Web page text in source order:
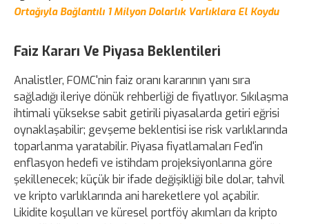
Ortağıyla Bağlantılı 1 Milyon Dolarlık Varlıklara El Koydu
Faiz Kararı Ve Piyasa Beklentileri
Analistler, FOMC'nin faiz oranı kararının yanı sıra
sağladığı ileriye dönük rehberliği de fiyatlıyor. Sıkılaşma
ihtimali yüksekse sabit getirili piyasalarda getiri eğrisi
oynaklaşabilir; gevşeme beklentisi ise risk varlıklarında
toparlanma yaratabilir. Piyasa fiyatlamaları Fed'in
enflasyon hedefi ve istihdam projeksiyonlarına göre
şekillenecek; küçük bir ifade değişikliği bile dolar, tahvil
ve kripto varlıklarında ani hareketlere yol açabilir.
Likidite koşulları ve küresel portföy akımları da kripto